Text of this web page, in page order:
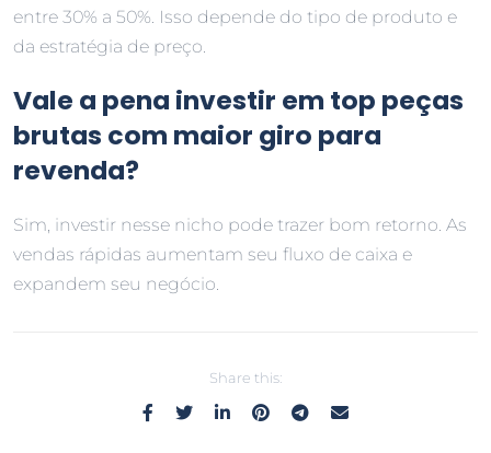
entre 30% a 50%. Isso depende do tipo de produto e
da estratégia de preço.
Vale a pena investir em top peças
brutas com maior giro para
revenda?
Sim, investir nesse nicho pode trazer bom retorno. As
vendas rápidas aumentam seu fluxo de caixa e
expandem seu negócio.
Share this: